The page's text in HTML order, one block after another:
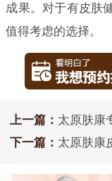
成果。对于有皮肤
值得考虑的选择。
上一篇： 太原肤康
下一篇： 太原肤康